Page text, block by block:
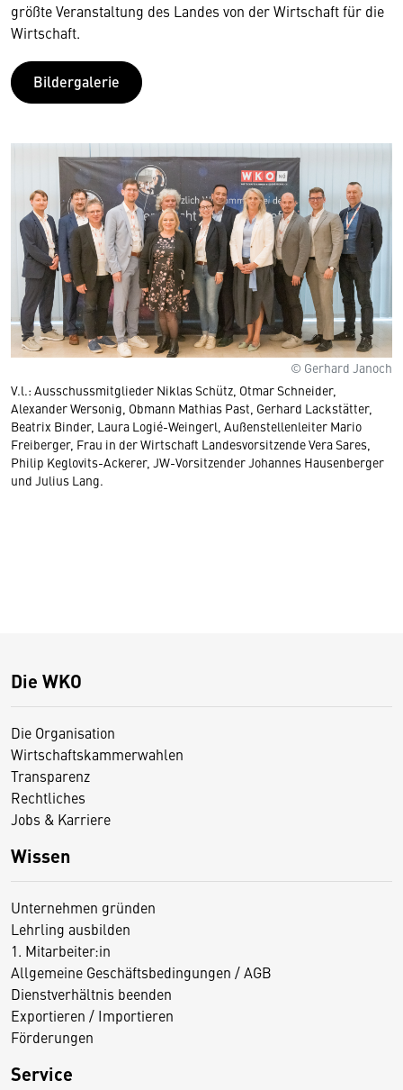
größte Veranstaltung des Landes von der Wirtschaft für die
Wirtschaft.
Bildergalerie
© Gerhard Janoch
V.l.: Ausschussmitglieder Niklas Schütz, Otmar Schneider,
Alexander Wersonig, Obmann Mathias Past, Gerhard Lackstätter,
Beatrix Binder, Laura Logié-Weingerl, Außenstellenleiter Mario
Freiberger, Frau in der Wirtschaft Landesvorsitzende Vera Sares,
Philip Keglovits-Ackerer, JW-Vorsitzender Johannes Hausenberger
und Julius Lang.
Die WKO
Die Organisation
Wirtschaftskammerwahlen
Transparenz
Rechtliches
Jobs & Karriere
Wissen
Unternehmen gründen
Lehrling ausbilden
1. Mitarbeiter:in
Allgemeine Geschäftsbedingungen / AGB
Dienstverhältnis beenden
Exportieren / Importieren
Förderungen
Service